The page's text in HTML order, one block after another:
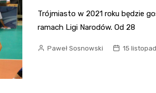
Trójmiasto w 2021 roku będzie
ramach Ligi Narodów. Od 28
Paweł Sosnowski 15